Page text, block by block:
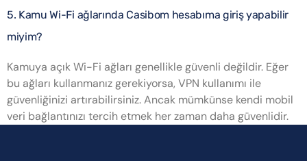
5. Kamu Wi-Fi ağlarında Casibom hesabıma giriş yapabilir
miyim?
Kamuya açık Wi-Fi ağları genellikle güvenli değildir. Eğer
bu ağları kullanmanız gerekiyorsa, VPN kullanımı ile
güvenliğinizi artırabilirsiniz. Ancak mümkünse kendi mobil
veri bağlantınızı tercih etmek her zaman daha güvenlidir.